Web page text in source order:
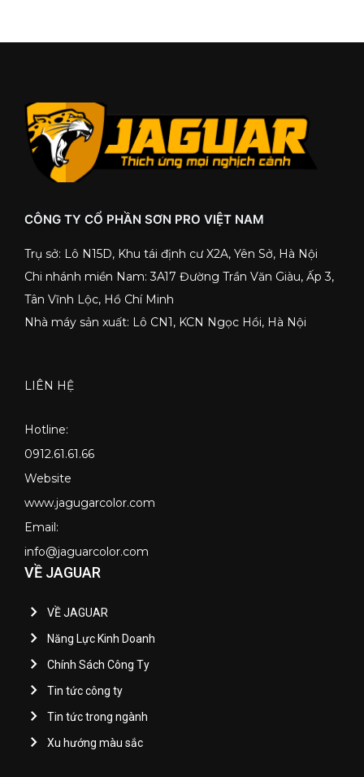
CÔNG TY CỔ PHẦN SƠN PRO VIỆT NAM
Trụ sở: Lô N15D, Khu tái định cư X2A, Yên Sở, Hà Nội
Chi nhánh miền Nam: 3A17 Đường Trần Văn Giàu, Ấp 3,
Tân Vĩnh Lộc, Hồ Chí Minh
Nhà máy sản xuất: Lô CN1, KCN Ngọc Hồi, Hà Nội
LIÊN HỆ
Hotline:
0912.61.61.66
Website
www.jagugarcolor.com
Email:
info@jaguarcolor.com
VỀ JAGUAR
VỀ JAGUAR
Năng Lực Kinh Doanh
Chính Sách Công Ty
Tin tức công ty
Tin tức trong ngành
Xu hướng màu sắc